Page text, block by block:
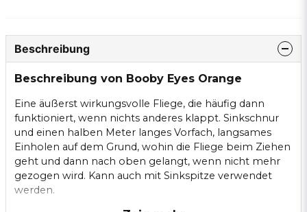
Beschreibung
Beschreibung von Booby Eyes Orange
Eine äußerst wirkungsvolle Fliege, die häufig dann
funktioniert, wenn nichts anderes klappt. Sinkschnur
und einen halben Meter langes Vorfach, langsames
Einholen auf dem Grund, wohin die Fliege beim Ziehen
geht und dann nach oben gelangt, wenn nicht mehr
gezogen wird. Kann auch mit Sinkspitze verwendet
werden.